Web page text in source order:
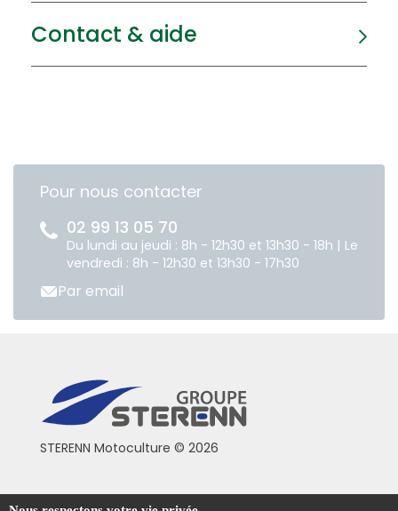
Contact & aide
Pour nous contacter
02 99 13 05 70
Du lundi au jeudi : 8h - 12h30 et 13h30 - 18h | Le
vendredi : 8h - 12h30 et 13h30 - 17h30
Par email
STERENN Motoculture © 2026
Conditions générales de vente